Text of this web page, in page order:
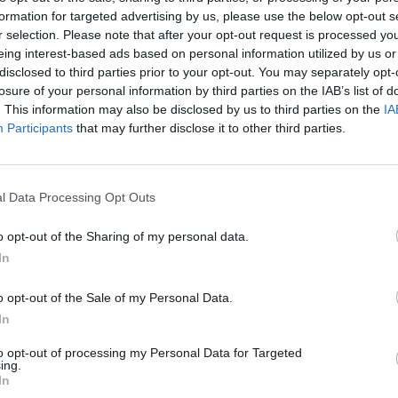
for targeted advertising by us, please use the below opt-out
selection. Please note that after your opt-out request is processed
interest-based ads based on personal information utilized by us
to third parties prior to your opt-out. You may separately
of your personal information by third parties on the IAB’s list of
This information may also be disclosed by us to third parties on the
Participants that may further disclose it to other third parties.
Data Processing Opt Outs
opt-out of the Sharing of my personal data.
opt-out of the Sale of my Personal Data.
opt-out of processing my Personal Data for Targeted
své řešení medianet, což je síťová
potřebám videa a médií. Všechny
jejím prostřednictvím přenášeny po IP síti, kde
a distribuovány.
jež bylo zřízeno mezi studii NBC v New
NBC schopni na domácí půdě i po celém světě
her, a to vše v rozlišení HD. Následně
počítači a mobilními zařízeními.
začíná 12. února a potrvá 17 dní, divákům
během letních olympijských her v Pekingu
video přenosů a k 3300 hodinám komentářů.
svých osobních počítačů a notebooků přístup k
momenty, opakování nebo sportovní
i na svých mobilních zařízeních.
stanice NBC budou videokamery Cisco
zimní scény okolo dění ve Vancouveru. NBC
řešení Cisco Media Center Data a Cisco
předčila tak i televizní stanici ABC, která zatím
hry v Pekingu vysílané NBC staly
USA. Sledovalo je tehdy 215 milionů